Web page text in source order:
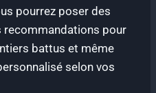
pourrez poser des
recommandations pour
battus et même
selon vos